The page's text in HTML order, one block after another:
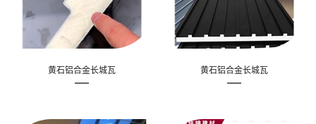
黄石铝合金长城瓦 黄石铝合金长城瓦